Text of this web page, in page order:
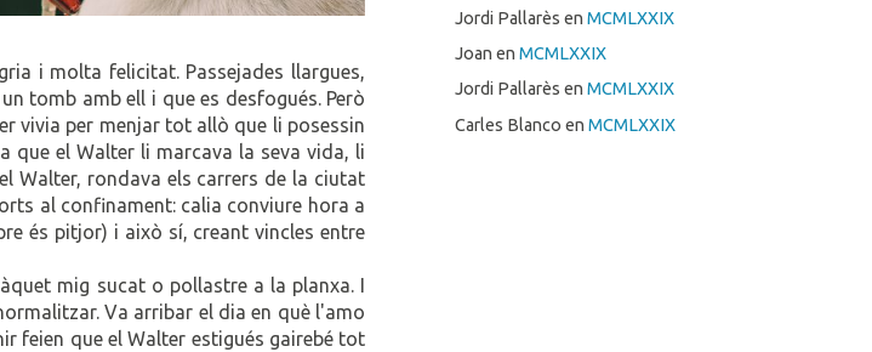
i molta felicitat. Passejades llargues,
tomb amb ell i que es desfogués. Però
vivia per menjar tot allò que li posessin
que el Walter li marcava la seva vida, li
Walter, rondava els carrers de la ciutat
al confinament: calia conviure hora a
és pitjor) i això sí, creant vincles entre
mig sucat o pollastre a la planxa. I
Va arribar el dia en què l'amo
feien que el Walter estigués gairebé tot
Jordi Pallarès enMCMLXXIX
Joan enMCMLXXIX
Jordi Pallarès enMCMLXXIX
Carles Blanco enMCMLXXIX